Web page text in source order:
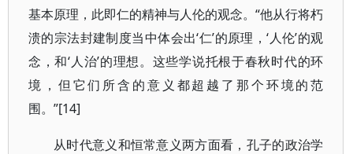
基本原理，此即仁的精神与人伦的观念。“他从行将朽
溃的宗法封建制度当中体会出‘仁’的原理，‘人伦’的观
念，和‘人治’的理想。这些学说托根于春秋时代的环
境，但它们所含的意义都超越了那个环境的范
围。”[14]
从时代意义和恒常意义两方面看，孔子的政治学